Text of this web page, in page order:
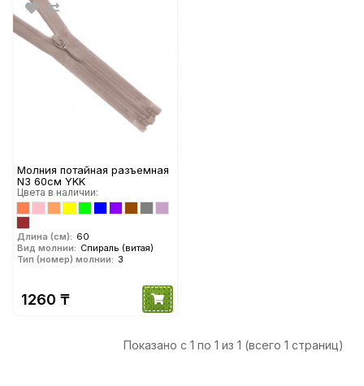
Молния потайная разъемная
N3 60см YKK
Цвета в наличии:
Длина (см): 60
Вид молнии: Спираль (витая)
Тип (номер) молнии: 3
1260 ₸
Показано с 1 по 1 из 1 (всего 1 страниц)